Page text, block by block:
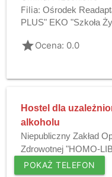
Filia: Ośrodek
PLUS" EKO "Szkoła
gradeOcena: 0.0
Hostel dla
alkoholu
Niepubliczny Zakład
Zdrowotnej "HOMO-
POKAŻ TELEFON